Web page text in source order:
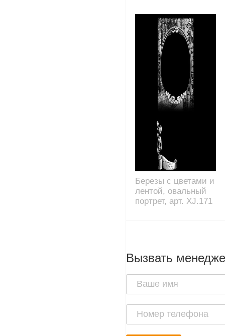
Березы с цветами и
лентой, овальный
портрет, арт. XJ.171
Вызвать